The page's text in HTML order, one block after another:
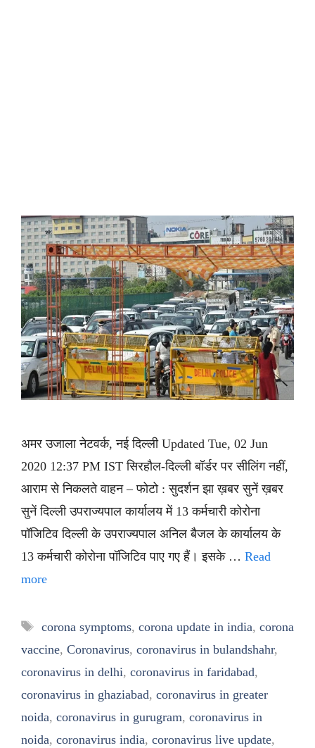
अमर उजाला नेटवर्क, नई दिल्ली Updated Tue, 02 Jun
2020 12:37 PM IST सिरहौल-दिल्ली बॉर्डर पर सीलिंग नहीं,
आराम से निकलते वाहन – फोटो : सुदर्शन झा ख़बर सुनें ख़बर
सुनें दिल्ली उपराज्यपाल कार्यालय में 13 कर्मचारी कोरोना
पॉजिटिव दिल्ली के उपराज्यपाल अनिल बैजल के कार्यालय के
13 कर्मचारी कोरोना पॉजिटिव पाए गए हैं। इसके … Read
more
Tags
corona symptoms, corona update in india, corona
vaccine, Coronavirus, coronavirus in bulandshahr,
coronavirus in delhi, coronavirus in faridabad,
coronavirus in ghaziabad, coronavirus in greater
noida, coronavirus in gurugram, coronavirus in
noida, coronavirus india, coronavirus live update,